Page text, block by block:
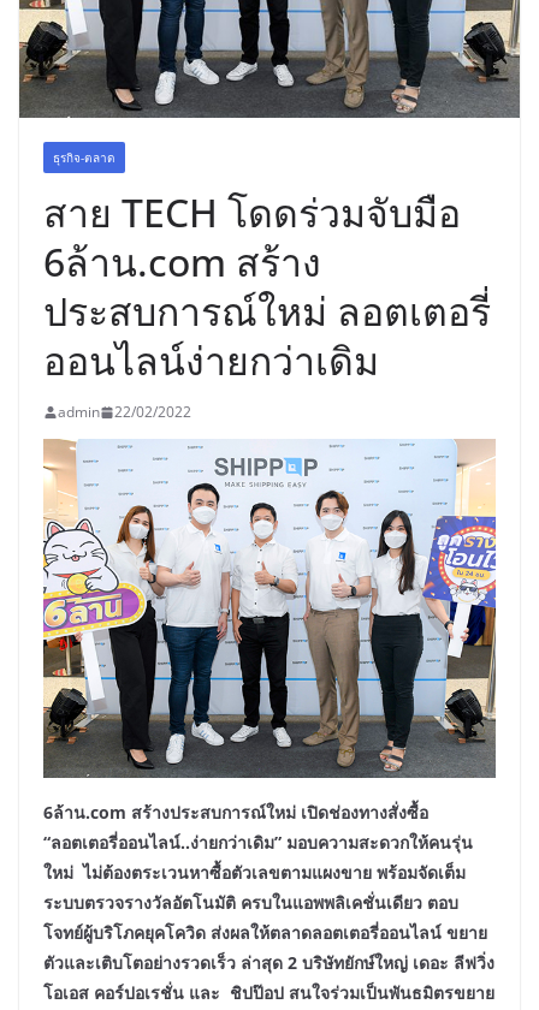
ธุรกิจ-ตลาด
สาย TECH โดดร่วมจับมือ
6ล้าน.com สร้าง
ประสบการณ์ใหม่ ลอตเตอรี่
ออนไลน์ง่ายกว่าเดิม
admin 22/02/2022
6ล้าน.com สร้างประสบการณ์ใหม่ เปิดช่องทางสั่งซื้อ
“ลอตเตอรี่ออนไลน์..ง่ายกว่าเดิม” มอบความสะดวกให้คนรุ่น
ใหม่ ไม่ต้องตระเวนหาซื้อตัวเลขตามแผงขาย พร้อมจัดเต็ม
ระบบตรวจรางวัลอัตโนมัติ ครบในแอพพลิเคชั่นเดียว ตอบ
โจทย์ผู้บริโภคยุคโควิด ส่งผลให้ตลาดลอตเตอรี่ออนไลน์ ขยาย
ตัวและเติบโตอย่างรวดเร็ว ล่าสุด 2 บริษัทยักษ์ใหญ่ เดอะ ลีฟวิ่ง
โอเอส คอร์ปอเรชั่น และ ชิปป๊อป สนใจร่วมเป็นพันธมิตรขยาย